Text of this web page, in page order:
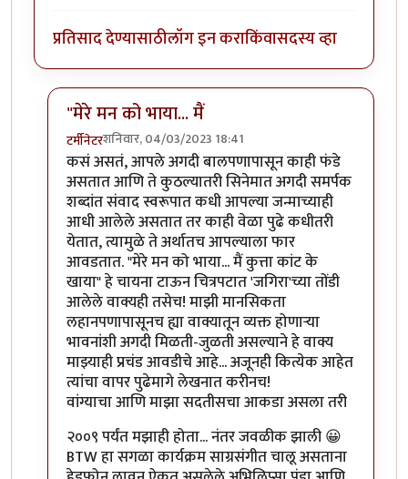
प्रतिसाद देण्यासाठीलॉग इन कराकिंवासदस्य व्हा
"मेरे मन को भाया... मैं
टर्मीनेटरशनिवार, 04/03/2023 18:41
In reply toमेरे मन को भाया...byतुषार काळभोर
कसं असतं, आपले अगदी बालपणापासून काही फंडे
असतात आणि ते कुठल्यातरी सिनेमात अगदी समर्पक
शब्दांत संवाद स्वरूपात कधी आपल्या जन्माच्याही
आधी आलेले असतात तर काही वेळा पुढे कधीतरी
येतात, त्यामुळे ते अर्थातच आपल्याला फार
आवडतात. "मेरे मन को भाया... मैं कुत्ता कांट के
खाया" हे चायना टाऊन चित्रपटात 'जगिरा'च्या तोंडी
आलेले वाक्यही तसेच! माझी मानसिकता
लहानपणापासूनच ह्या वाक्यातून व्यक्त होणाऱ्या
भावनांशी अगदी मिळती-जुळती असल्याने हे वाक्य
माझ्याही प्रचंड आवडीचे आहे... अजूनही कित्येक आहेत
त्यांचा वापर पुढेमागे लेखनात करीनच!
वांग्याचा आणि माझा सदतीसचा आकडा असला तरी
२००९ पर्यंत मझाही होता... नंतर जवळीक झाली 😀
BTW हा सगळा कार्यक्रम साग्रसंगीत चालू असताना